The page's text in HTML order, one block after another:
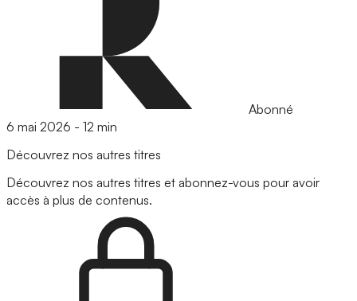
Abonné
6 mai 2026 - 12 min
Découvrez nos autres titres
Découvrez nos autres titres et abonnez-vous pour avoir
accès à plus de contenus.